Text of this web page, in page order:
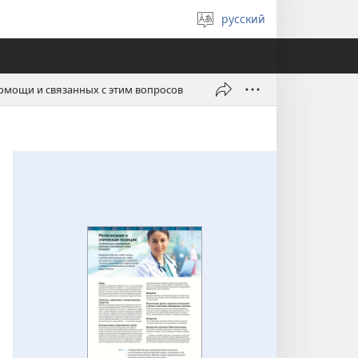
Выберите
язык
русский
и связанных с этим вопросов